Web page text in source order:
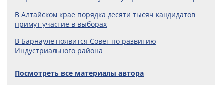
В Алтайском крае порядка десяти тысяч кандидатов
примут участие в выборах
В Барнауле появится Совет по развитию
Индустриального района
Посмотреть все материалы автора